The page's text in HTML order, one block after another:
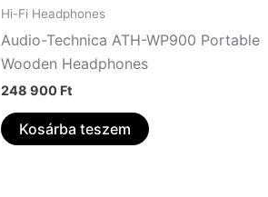
Hi-Fi Headphones
Audio-Technica ATH-WP900 Portable
Wooden Headphones
248 900 Ft
Kosárba teszem